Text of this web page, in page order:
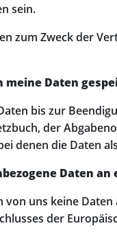
sein.
zum Zweck der
meine Daten
bis zur
der
denen die Daten
Daten
von uns keine
der